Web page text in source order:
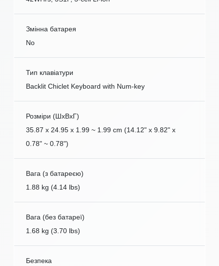
Змінна батарея
No
Тип клавіатури
Backlit Chiclet Keyboard with Num-key
Розміри (ШxВxГ)
35.87 x 24.95 x 1.99 ~ 1.99 cm (14.12" x 9.82" x
0.78" ~ 0.78")
Вага (з батареєю)
1.88 kg (4.14 lbs)
Вага (без батареї)
1.68 kg (3.70 lbs)
Безпека